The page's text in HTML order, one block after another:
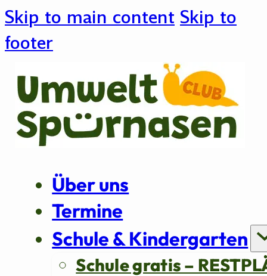
Skip to main content Skip to
footer
Über uns
Termine
Schule & Kindergarten
Schule gratis –